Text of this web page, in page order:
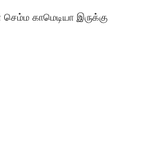
காமெடியா இருக்கு